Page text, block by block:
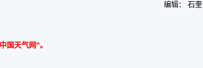
编辑： 石奎
国天气网”。